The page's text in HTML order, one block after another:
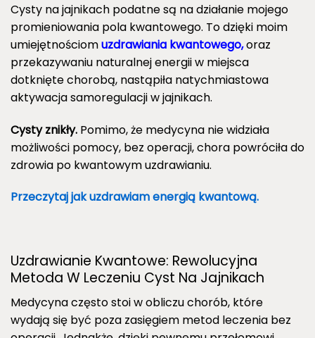
Cysty na jajnikach podatne są na działanie mojego
promieniowania pola kwantowego. To dzięki moim
umiejętnościomuzdrawiania kwantowego,oraz
przekazywaniu naturalnej energii w miejsca
dotknięte chorobą, nastąpiła natychmiastowa
aktywacja samoregulacji w jajnikach.
Cysty znikły. Pomimo, że medycyna nie widziała
możliwości pomocy, bez operacji, chora powróciła do
zdrowia po kwantowym uzdrawianiu.
Przeczytaj jak uzdrawiam energią kwantową.
Uzdrawianie Kwantowe: Rewolucyjna
Metoda W Leczeniu Cyst Na Jajnikach
Medycyna często stoi w obliczu chorób, które
wydają się być poza zasięgiem metod leczenia bez